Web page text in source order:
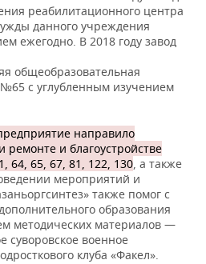
реабилитационного центра
данного учреждения
ежегодно. В 2018 году завод
общеобразовательная
с углубленным изучением
направило
и благоустройстве
65, 67, 81, 122, 130, а также
мероприятий и
также помог с
образования
методических материалов —
военное
клуба «Факел».